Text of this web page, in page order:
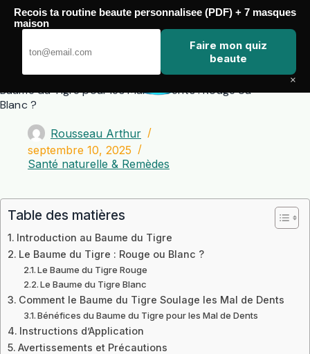
Passer
contenu
Baume du Tigre pour les Mal de Dents : Rouge ou
Blanc ?
Rousseau Arthur
septembre 10, 2025
Santé naturelle & Remèdes
Table des matières
Introduction au Baume du Tigre
Le Baume du Tigre : Rouge ou Blanc ?
Le Baume du Tigre Rouge
Le Baume du Tigre Blanc
Comment le Baume du Tigre Soulage les Mal de Dents
Bénéfices du Baume du Tigre pour les Mal de Dents
Instructions d’Application
Avertissements et Précautions
Recois ta routine beaute personnalisee (PDF) + 7 masques
maison
Faire mon quiz
beaute
×